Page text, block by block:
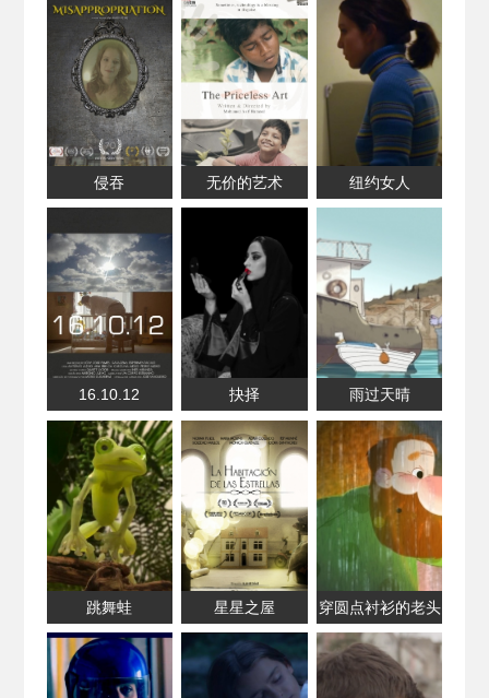
侵吞 无价的艺术 纽约女人
16.10.12 抉择 雨过天晴
跳舞蛙 星星之屋 穿圆点衬衫的老头